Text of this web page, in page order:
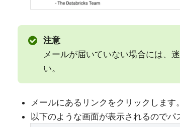
注意
メールが届いていない場合には、
い。
メールにあるリンクをクリックします。
以下のような画面が表示されるのでパ